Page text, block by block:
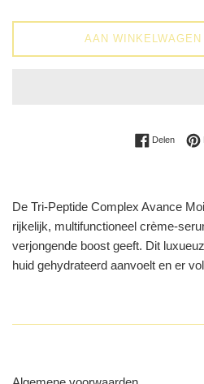
AAN
DelenDelen
De Tri-Peptide Complex Avance
rijkelijk, multifunctioneel crème-
verjongende boost geeft. Dit
huid gehydrateerd aanvoelt en er